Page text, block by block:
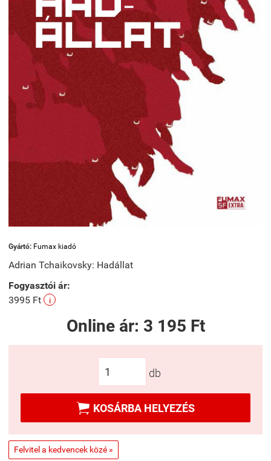
Gyártó: Fumax kiadó
Adrian Tchaikovsky: Hadállat
Fogyasztói ár:
3995 Ft
i
Online ár: 3 195 Ft
db
 KOSÁRBA HELYEZÉS
Felvitel a kedvencek közé »